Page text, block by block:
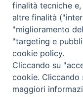
Copyright ©
Trentina
Privacy Policy
finalità tecniche
altre finalità
"miglioramento
"targeting e
cookie policy.
Cliccando su
cookie. Cliccando
maggiori